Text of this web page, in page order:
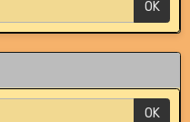
OK
OK